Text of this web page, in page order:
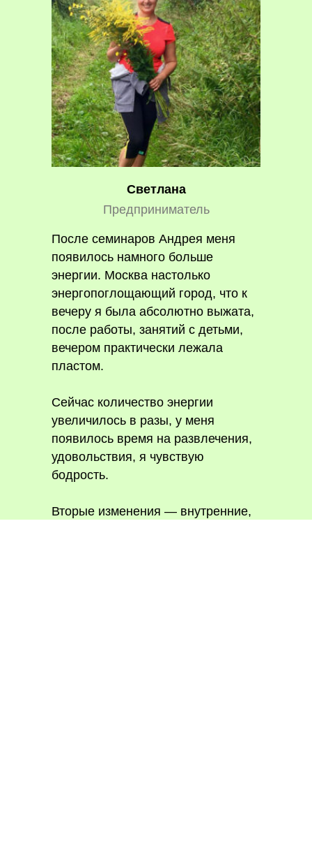
Светлана
Предприниматель
После семинаров Андрея меня
появилось намного больше
энергии. Москва настолько
энергопоглощающий город, что к
вечеру я была абсолютно выжата,
после работы, занятий с детьми,
вечером практически лежала
пластом.
Сейчас количество энергии
увеличилось в разы, у меня
появилось время на развлечения,
удовольствия, я чувствую
бодрость.
Вторые изменения — внутренние,